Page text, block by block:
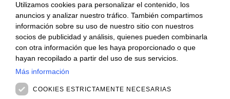
Suscríbase a nuestro boletín para mantenerse al día.
INSCRÍBASE
CONTACTO
Oficinas
Contáctanos
Vacantes
NOVEDADES
ITALIAN
FRENCH
Utilizamos cookies para personalizar el contenido, los
anuncios y analizar nuestro tráfico. También compartimos
información sobre su uso de nuestro sitio con nuestros
socios de publicidad y análisis, quienes pueden combinarla
con otra información que les haya proporcionado o que
hayan recopilado a partir del uso de sus servicios.
Más información
COOKIES ESTRICTAMENTE NECESARIAS